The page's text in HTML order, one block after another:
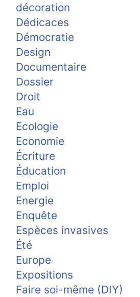
décoration
Dédicaces
Démocratie
Design
Documentaire
Dossier
Droit
Eau
Ecologie
Economie
Écriture
Éducation
Emploi
Energie
Enquête
Espèces invasives
Été
Europe
Expositions
Faire soi-même (DIY)